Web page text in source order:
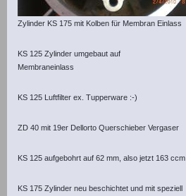
Zylinder KS 175 mit Kolben für Membran Einlass
KS 125 Zylinder umgebaut auf
Membraneinlass
KS 125 Luftfilter ex. Tupperware :-)
ZD 40 mit 19er Dellorto Querschieber Vergaser
KS 125 aufgebohrt auf 62 mm, also jetzt 163 ccm
KS 175 Zylinder neu beschichtet und mit speziell